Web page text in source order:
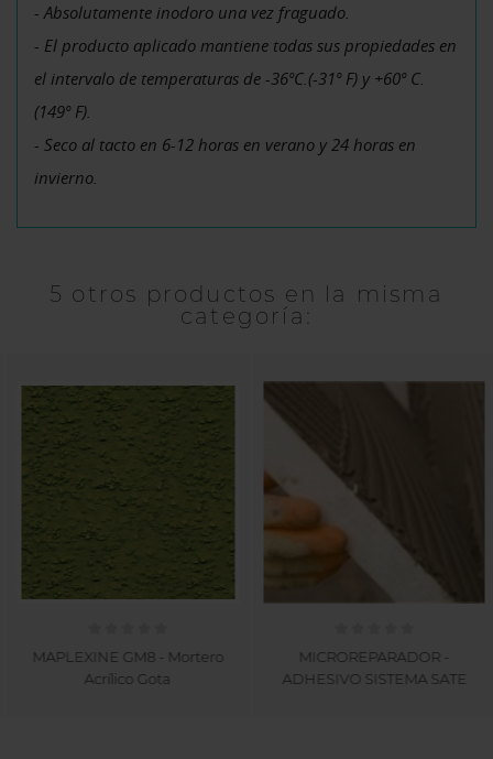
- Absolutamente inodoro una vez fraguado.
- El producto aplicado mantiene todas sus propiedades en
el intervalo de temperaturas de -36ºC.(-31º F) y +60º C.
(149º F).
- Seco al tacto en 6-12 horas en verano y 24 horas en
invierno.
5 otros productos en la misma
categoría:
MAPLEXINE GM8 - Mortero
Acrílico Gota
MICROREPARADOR -
ADHESIVO SISTEMA SATE